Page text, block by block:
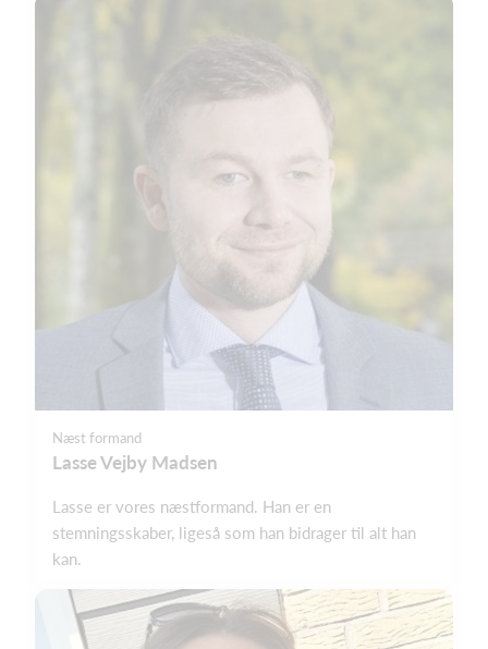
Næst formand
Lasse Vejby Madsen
Lasse er vores næstformand. Han er en
stemningsskaber, ligeså som han bidrager til alt han
kan.